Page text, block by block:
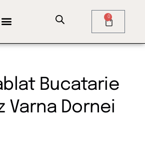
0
Bucatarie
Varna Dornei